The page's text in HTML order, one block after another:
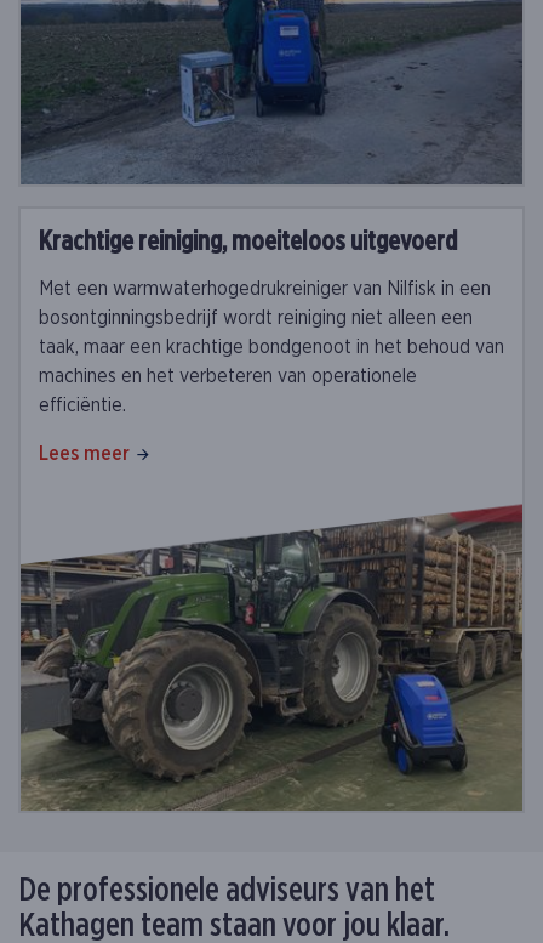
Krachtige reiniging, moeiteloos uitgevoerd
Met een warmwaterhogedrukreiniger van Nilfisk in een
bosontginningsbedrijf wordt reiniging niet alleen een
taak, maar een krachtige bondgenoot in het behoud van
machines en het verbeteren van operationele
efficiëntie.
Lees meer
De professionele adviseurs van het
Kathagen team staan voor jou klaar.